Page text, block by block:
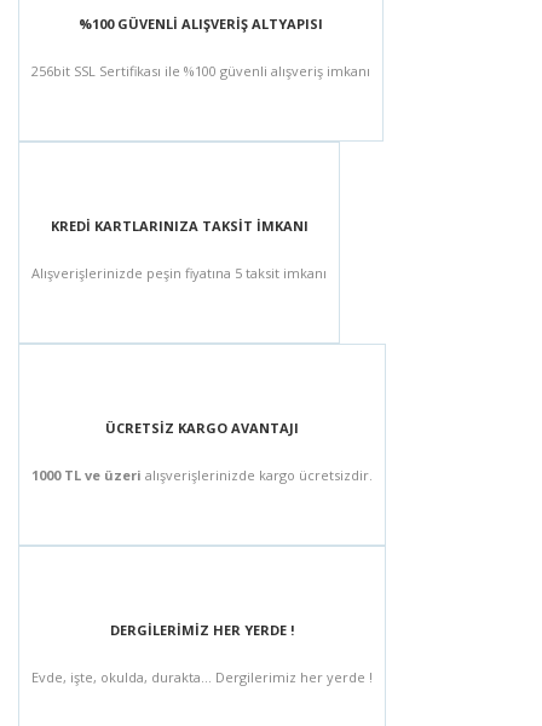
%100 GÜVENLİ ALIŞVERİŞ ALTYAPISI
256bit SSL Sertifikası ile %100 güvenli alışveriş imkanı
KREDİ KARTLARINIZA TAKSİT İMKANI
Alışverişlerinizde peşin fiyatına 5 taksit imkanı
ÜCRETSİZ KARGO AVANTAJI
1000 TL ve üzeri alışverişlerinizde kargo ücretsizdir.
DERGİLERİMİZ HER YERDE !
Evde, işte, okulda, durakta... Dergilerimiz her yerde !